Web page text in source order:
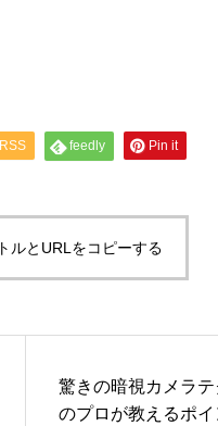
RSS feedly Pin it
ルとURLをコピーする
驚きの暗視カメラ
のプロが教えるポイ